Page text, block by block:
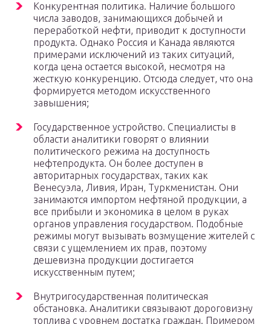
Конкурентная политика. Наличие большого
числа заводов, занимающихся добычей и
переработкой нефти, приводит к доступности
продукта. Однако Россия и Канада являются
примерами исключений из таких ситуаций,
когда цена остается высокой, несмотря на
жесткую конкуренцию. Отсюда следует, что она
формируется методом искусственного
завышения;
Государственное устройство. Специалисты в
области аналитики говорят о влиянии
политического режима на доступность
нефтепродукта. Он более доступен в
авторитарных государствах, таких как
Венесуэла, Ливия, Иран, Туркменистан. Они
занимаются импортом нефтяной продукции, а
все прибыли и экономика в целом в руках
органов управления государством. Подобные
режимы могут вызывать возмущение жителей с
связи с ущемлением их прав, поэтому
дешевизна продукции достигается
искусственным путем;
Внутригосударственная политическая
обстановка. Аналитики связывают дороговизну
топлива с уровнем достатка граждан. Примером